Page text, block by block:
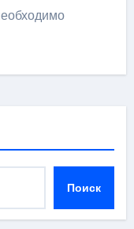
Поиск